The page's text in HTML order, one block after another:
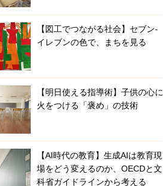
【図工でつながる社会】セブン‐
イレブンの色で、まちを見る
【明日使える指導術】子供の心に
火をつける「褒め」の技術
【AI時代の教育】生成AIは教育現
場をどう変えるのか、OECDと文
科省ガイドラインから考える